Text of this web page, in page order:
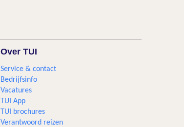
Over TUI
Service & contact
Bedrijfsinfo
Vacatures
TUI App
TUI brochures
Verantwoord reizen